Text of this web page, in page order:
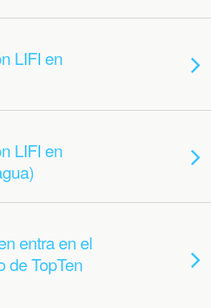
LIFI en
LIFI en
entra en el
de TopTen